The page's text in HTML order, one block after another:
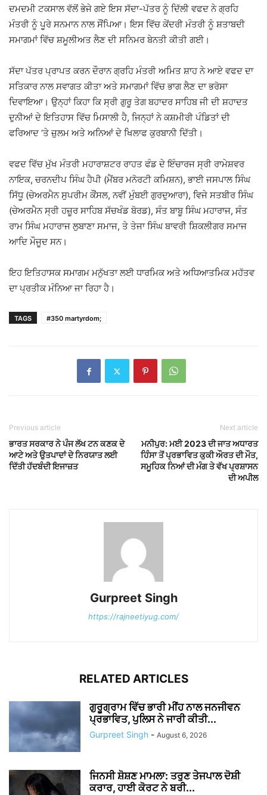
ਦਮਦਮੀ ਟਕਸਾਲ ਵੱਲੋਂ ਭੇਜੇ ਗਏ ਇਸ ਸੱਦਾ-ਪੱਤਰ ਨੂੰ ਦਿੱਲੀ ਵਫਦ ਨੇ ਗ੍ਰਹਿ
ਮੰਤਰੀ ਨੂੰ ਪੂਰੇ ਸਨਮਾਨ ਨਾਲ ਸੌਂਪਿਆ। ਇਸ ਵਿੱਚ ਕੇਂਦਰੀ ਮੰਤਰੀ ਨੂੰ ਸ਼ਤਾਬਦੀ
ਸਮਾਗਮਾਂ ਵਿੱਚ ਸ਼ਮੂਲੀਅਤ ਲੈਣ ਦੀ ਸਨਿਮਰ ਬੇਨਤੀ ਕੀਤੀ ਗਈ।
ਸੱਦਾ ਪੱਤਰ ਪ੍ਰਾਪਤ ਕਰਨ ਦੌਰਾਨ ਗ੍ਰਹਿ ਮੰਤਰੀ ਅਮਿਤ ਸ਼ਾਹ ਨੇ ਆਏ ਵਫਦ ਦਾ
ਸਤਿਕਾਰ ਨਾਲ ਸਵਾਗਤ ਕੀਤਾ ਅਤੇ ਸਮਾਗਮਾਂ ਵਿੱਚ ਭਾਗ ਲੈਣ ਦਾ ਭਰੋਸਾ
ਦਿਵਾਇਆ। ਉਨ੍ਹਾਂ ਕਿਹਾ ਕਿ ਸ੍ਰੀ ਗੁਰੂ ਤੇਗ ਬਹਾਦਰ ਸਾਹਿਬ ਜੀ ਦੀ ਸ਼ਹਾਦਤ
ਦੁਨੀਆਂ ਦੇ ਇਤਿਹਾਸ ਵਿੱਚ ਮਿਸਾਲੀ ਹੈ, ਜਿਨ੍ਹਾਂ ਨੇ ਕਸ਼ਮੀਰੀ ਪੰਡਿਤਾਂ ਦੀ
ਫਰਿਆਦ ‘ਤੇ ਜ਼ੁਲਮ ਅਤੇ ਅਨਿਆਂ ਦੇ ਖਿਲਾਫ ਕੁਰਬਾਨੀ ਦਿੱਤੀ।
ਵਫਦ ਵਿੱਚ ਮੁੱਖ ਮੰਤਰੀ ਮਹਾਰਾਸ਼ਟਰ ਰਾਹਤ ਫੰਡ ਦੇ ਇੰਚਾਰਜ ਸ੍ਰੀ ਰਾਮੇਸ਼ਵਰ
ਨਾਇਕ, ਚਰਨਦੀਪ ਸਿੰਘ ਹੈਪੀ (ਮੈਂਬਰ ਮਨੋਰਟੀ ਕਮਿਸ਼ਨ), ਭਾਈ ਜਸਪਾਲ ਸਿੰਘ
ਸਿੱਧੂ (ਚੇਅਰਮੈਨ ਸੁਪਰੀਮ ਕੌਂਸਲ, ਨਵੀਂ ਮੁੰਬਈ ਗੁਰਦੁਆਰਾ), ਵਿਜੇ ਸਤਬੀਰ ਸਿੰਘ
(ਚੇਅਰਮੈਨ ਸ੍ਰੀ ਹਜ਼ੂਰ ਸਾਹਿਬ ਸੱਚਖੰਡ ਬੋਰਡ), ਸੰਤ ਬਾਬੂ ਸਿੰਘ ਮਹਾਰਾਜ, ਸੰਤ
ਰਾਮ ਸਿੰਘ ਮਹਾਰਾਜ ਲੁਬਾਣਾ ਸਮਾਜ, ਤੇ ਤੇਜਾ ਸਿੰਘ ਬਾਵਰੀ ਸ਼ਿਕਲੀਗਰ ਸਮਾਜ
ਆਦਿ ਮੌਜੂਦ ਸਨ।
ਇਹ ਇਤਿਹਾਸਕ ਸਮਾਗਮ ਮਨੁੱਖਤਾ ਲਈ ਧਾਰਮਿਕ ਅਤੇ ਅਧਿਆਤਮਿਕ ਮਹੱਤਵ
ਦਾ ਪ੍ਰਤੀਕ ਮੰਨਿਆ ਜਾ ਰਿਹਾ ਹੈ।
TAGS #350 martyrdom;
Previous article
ਭਾਰਤ ਸਰਕਾਰ ਨੇ ਪੰਜ ਲੱਖ ਟਨ ਕਣਕ ਦੇ
ਆਟੇ ਅਤੇ ਉਤਪਾਦਾਂ ਦੇ ਨਿਰਯਾਤ ਲਈ
ਦਿੱਤੀ ਹੱਦਬੰਦੀ ਇਜਾਜ਼ਤ
Next article
ਮਨੀਪੁਰ: ਮਈ 2023 ਦੀ ਜਾਤ ਅਧਾਰਤ
ਹਿੰਸਾ ਤੋਂ ਪ੍ਰਭਾਵਿਤ ਕੁਕੀ ਔਰਤ ਦੀ ਮੌਤ,
ਸਮੂਹਿਕ ਨਿਆਂ ਦੀ ਮੰਗ ਤੇ ਵੱਖ ਪ੍ਰਸ਼ਾਸਨ
ਦੀ ਅਪੀਲ
Gurpreet Singh
https://rajneetiyug.com/
RELATED ARTICLES
ਗੁਰੂਗ੍ਰਾਮ ਵਿੱਚ ਭਾਰੀ ਮੀਂਹ ਨਾਲ ਜਨਜੀਵਨ
ਪ੍ਰਭਾਵਿਤ, ਪੁਲਿਸ ਨੇ ਜਾਰੀ ਕੀਤੀ...
Gurpreet Singh - August 6, 2026
ਜਿਨਸੀ ਸ਼ੋਸ਼ਣ ਮਾਮਲਾ: ਤਰੁਣ ਤੇਜਪਾਲ ਦੋਸ਼ੀ
ਕਰਾਰ, ਹਾਈ ਕੋਰਟ ਨੇ ਬਰੀ...